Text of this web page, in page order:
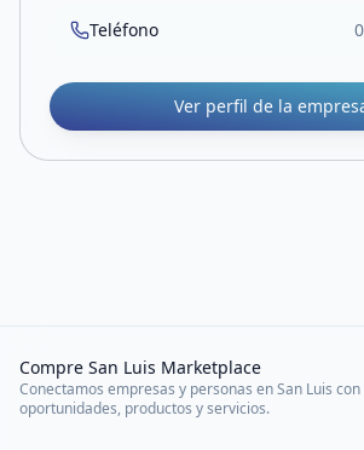
Teléfono
Ver perfil de la
Compre San Luis Marketplace
Conectamos empresas y personas en San Luis con
oportunidades, productos y servicios.